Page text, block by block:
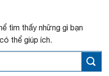
tìm thấy những gì bạn
thể giúp ích.